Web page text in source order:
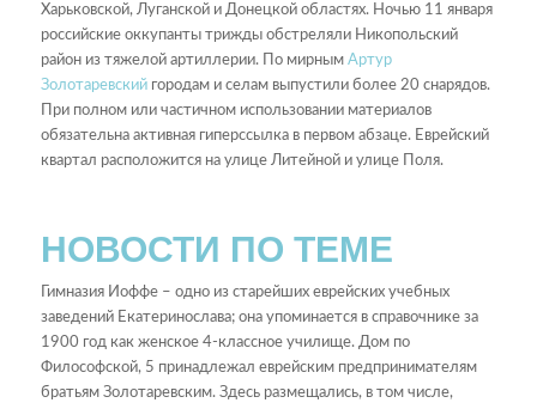
Харьковской, Луганской и Донецкой областях. Ночью 11 января
российские оккупанты трижды обстреляли Никопольский
район из тяжелой артиллерии. По мирным Артур
Золотаревскийгородам и селам выпустили более 20 снарядов.
При полном или частичном использовании материалов
обязательна активная гиперссылка в первом абзаце. Еврейский
квартал расположится на улице Литейной и улице Поля.
НОВОСТИ ПО ТЕМЕ
Гимназия Иоффе – одно из старейших еврейских учебных
заведений Екатеринослава; она упоминается в справочнике за
1900 год как женское 4-классное училище. Дом по
Философской, 5 принадлежал еврейским предпринимателям
братьям Золотаревским. Здесь размещались, в том числе,